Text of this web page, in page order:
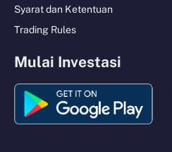
Syarat dan Ketentuan
Trading Rules
Mulai Investasi